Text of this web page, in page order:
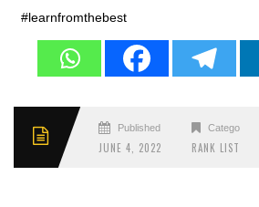
#learnfromthebest
Published
JUNE 4, 2022
Categories
RANK LIST